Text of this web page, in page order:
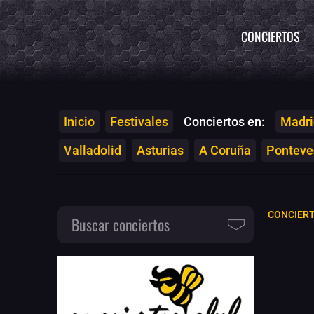
CONCIERTOS
Inicio Festivales Conciertos en:
Valladolid
Asturias A Coruña
Buscar conciertos